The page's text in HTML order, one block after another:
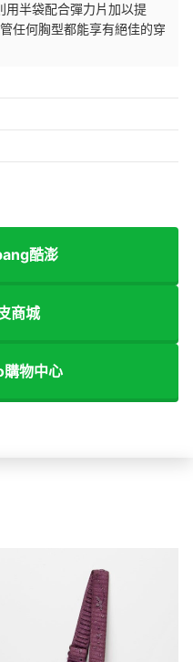
用半袋配合彈力片加以提
任何胸型都能享有絕佳的穿
酷澎
商城
物中心